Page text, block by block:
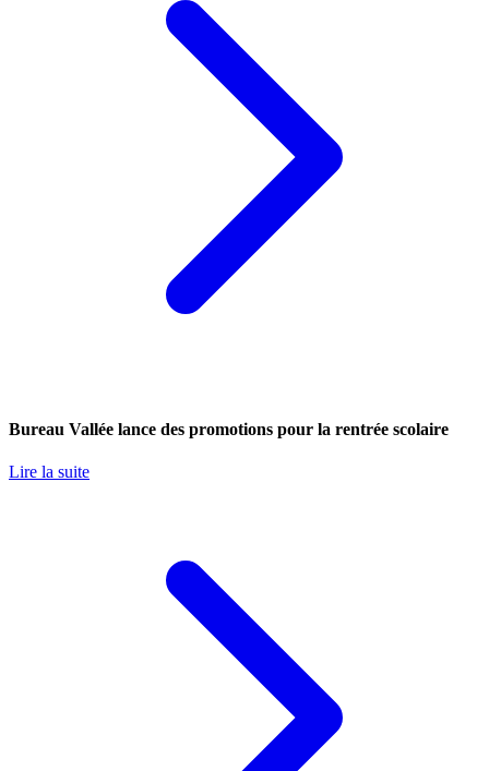
Bureau Vallée lance des promotions pour la rentrée scolaire
Lire la suite